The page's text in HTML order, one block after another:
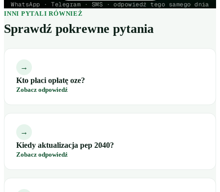
WhatsApp · Telegram · SMS · odpowiedź tego samego dnia
INNI PYTALI RÓWNIEŻ
Sprawdź pokrewne pytania
→
Kto płaci opłatę oze?
Zobacz odpowiedź
→
Kiedy aktualizacja pep 2040?
Zobacz odpowiedź